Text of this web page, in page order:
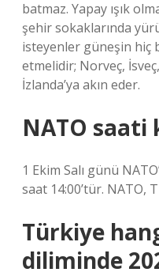
batmaz. Yapay ışık
şehir sokaklarında
isteyenler güneşin hiç
etmelidir; Norveç,
İzlanda’ya akın eder.
NATO saati
1 Ekim Salı günü
saat 14:00’tür. NATO,
Türkiye
diliminde